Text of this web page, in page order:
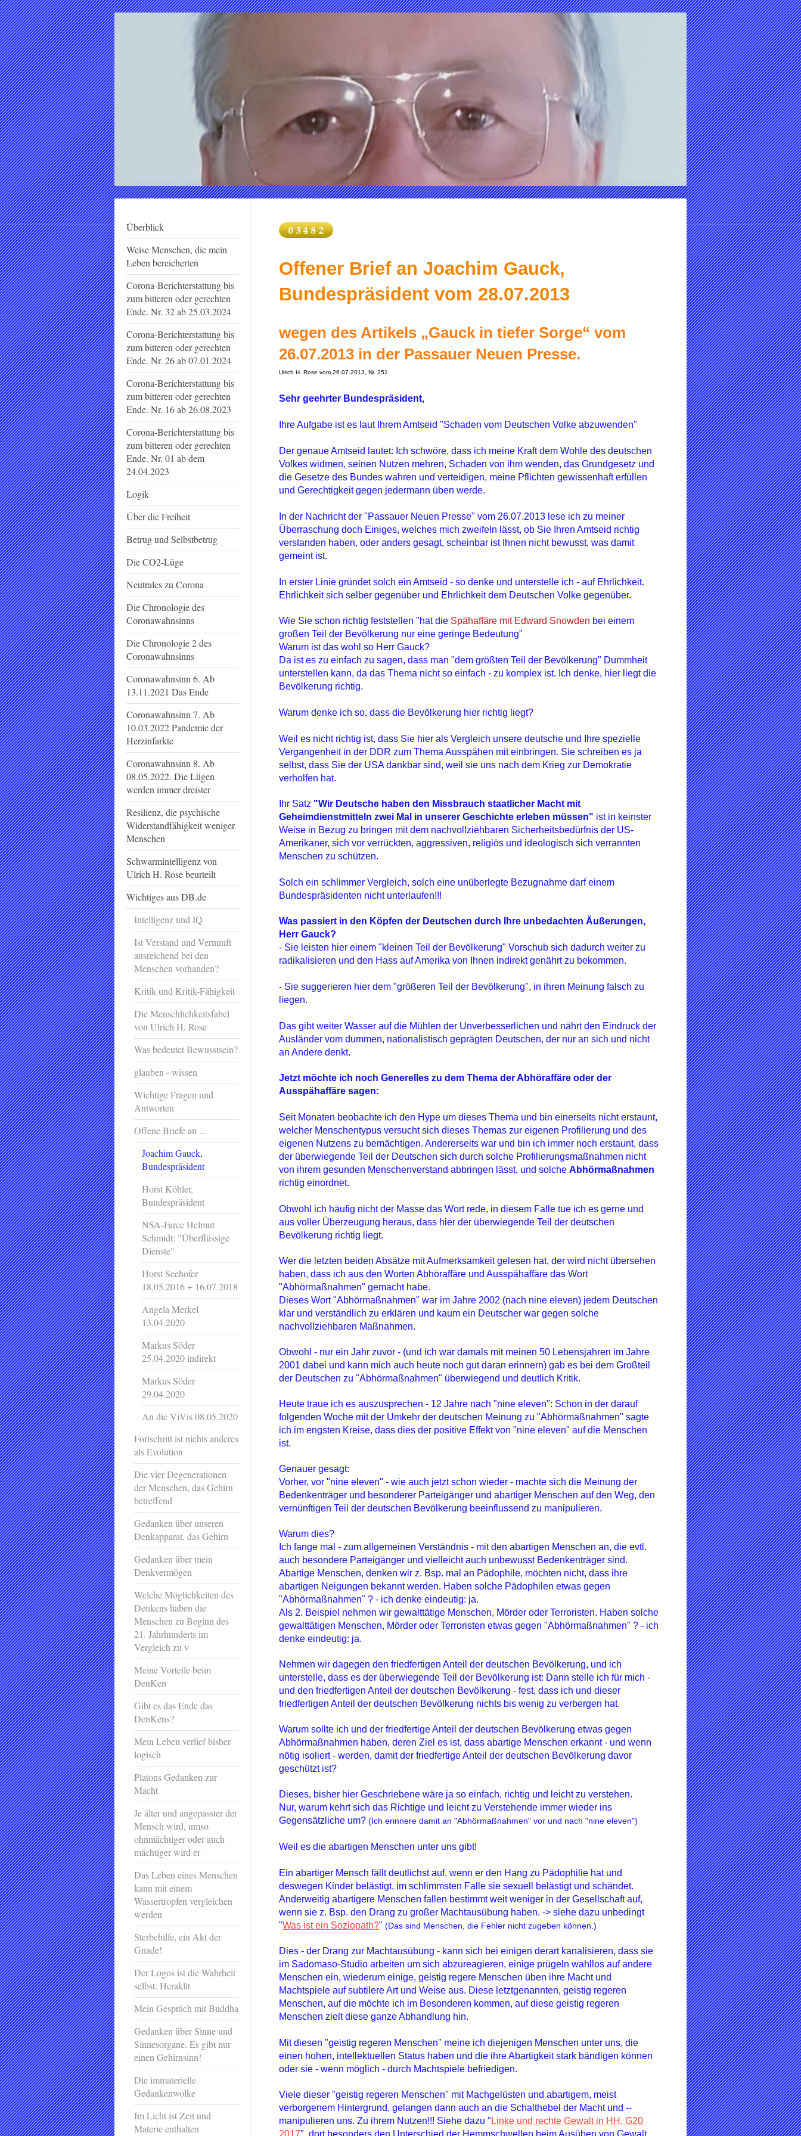
Überblick
Weise Menschen, die mein
Leben bereicherten
Corona-Berichterstattung bis
zum bitteren oder gerechten
Ende. Nr. 32 ab 25.03.2024
Corona-Berichterstattung bis
zum bitteren oder gerechten
Ende. Nr. 26 ab 07.01.2024
Corona-Berichterstattung bis
zum bitteren oder gerechten
Ende. Nr. 16 ab 26.08.2023
Corona-Berichterstattung bis
zum bitteren oder gerechten
Ende. Nr. 01 ab dem
24.04.2023
Logik
Über die Freiheit
Betrug und Selbstbetrug
Die CO2-Lüge
Neutrales zu Corona
Die Chronologie des
Coronawahnsinns
Die Chronologie 2 des
Coronawahnsinns
Coronawahnsinn 6. Ab
13.11.2021 Das Ende
Coronawahnsinn 7. Ab
10.03.2022 Pandemie der
Herzinfarkte
Coronawahnsinn 8. Ab
08.05.2022. Die Lügen
werden immer dreister
Resilienz, die psychische
Widerstandfähigkeit weniger
Menschen
Schwarmintelligenz von
Ulrich H. Rose beurteilt
Wichtiges aus DB.de
Intelligenz und IQ
Ist Verstand und Vernunft
ausreichend bei den
Menschen vorhanden?
Kritik und Kritik-Fähigkeit
Die Menschlichkeitsfabel
von Ulrich H. Rose
Was bedeutet Bewusstsein?
glauben - wissen
Wichtige Fragen und
Antworten
Offene Briefe an ...
Joachim Gauck,
Bundespräsident
Horst Köhler,
Bundespräsident
NSA-Farce Helmut
Schmidt: "Überflüssige
Dienste"
Horst Seehofer
18.05.2016 + 16.07.2018
Angela Merkel
13.04.2020
Markus Söder
25.04.2020 indirekt
Markus Söder
29.04.2020
An die ViVis 08.05.2020
Fortschritt ist nichts anderes
als Evolution
Die vier Degenerationen
der Menschen, das Gehirn
betreffend
Gedanken über unseren
Denkapparat, das Gehirn
Gedanken über mein
Denkvermögen
Welche Möglichkeiten des
Denkens haben die
Menschen zu Beginn des
21. Jahrhunderts im
Vergleich zu v
Meine Vorteile beim
DenKen
Gibt es das Ende das
DenKens?
Mein Leben verlief bisher
logisch
Platons Gedanken zur
Macht
Je älter und angepasster der
Mensch wird, umso
ohnmächtiger oder auch
mächtiger wird er
Das Leben eines Menschen
kann mit einem
Wassertropfen vergleichen
werden
Sterbehilfe, ein Akt der
Gnade!
Der Logos ist die Wahrheit
selbst. Heraklit
Mein Gespräch mit Buddha
Gedanken über Sinne und
Sinnesorgane. Es gibt nur
einen Gehirnsinn!
Die immaterielle
Gedankenwolke
Im Licht ist Zeit und
Materie enthalten
Offener Brief an Joachim Gauck,
Bundespräsident vom 28.07.2013
wegen des Artikels „Gauck in tiefer Sorge“ vom
26.07.2013 in der Passauer Neuen Presse.
Ulrich H. Rose vom 26.07.2013, Nr. 251
Sehr geehrter Bundespräsident,
Ihre Aufgabe ist es laut Ihrem Amtseid "Schaden vom Deutschen Volke abzuwenden"
Der genaue Amtseid lautet: Ich schwöre, dass ich meine Kraft dem Wohle des deutschen
Volkes widmen, seinen Nutzen mehren, Schaden von ihm wenden, das Grundgesetz und
die Gesetze des Bundes wahren und verteidigen, meine Pflichten gewissenhaft erfüllen
und Gerechtigkeit gegen jedermann üben werde.
In der Nachricht der "Passauer Neuen Presse" vom 26.07.2013 lese ich zu meiner
Überraschung doch Einiges, welches mich zweifeln lässt, ob Sie Ihren Amtseid richtig
verstanden haben, oder anders gesagt, scheinbar ist Ihnen nicht bewusst, was damit
gemeint ist.
In erster Linie gründet solch ein Amtseid - so denke und unterstelle ich - auf Ehrlichkeit.
Ehrlichkeit sich selber gegenüber und Ehrlichkeit dem Deutschen Volke gegenüber.
Wie Sie schon richtig feststellen "hat die Spähaffäre mit Edward Snowden bei einem
großen Teil der Bevölkerung nur eine geringe Bedeutung"
Warum ist das wohl so Herr Gauck?
Da ist es zu einfach zu sagen, dass man "dem größten Teil der Bevölkerung" Dummheit
unterstellen kann, da das Thema nicht so einfach - zu komplex ist. Ich denke, hier liegt die
Bevölkerung richtig.
Warum denke ich so, dass die Bevölkerung hier richtig liegt?
Weil es nicht richtig ist, dass Sie hier als Vergleich unsere deutsche und Ihre spezielle
Vergangenheit in der DDR zum Thema Ausspähen mit einbringen. Sie schreiben es ja
selbst, dass Sie der USA dankbar sind, weil sie uns nach dem Krieg zur Demokratie
verholfen hat.
Ihr Satz "Wir Deutsche haben den Missbrauch staatlicher Macht mit
Geheimdienstmitteln zwei Mal in unserer Geschichte erleben müssen" ist in keinster
Weise in Bezug zu bringen mit dem nachvollziehbaren Sicherheitsbedürfnis der US-
Amerikaner, sich vor verrückten, aggressiven, religiös und ideologisch sich verrannten
Menschen zu schützen.
Solch ein schlimmer Vergleich, solch eine unüberlegte Bezugnahme darf einem
Bundespräsidenten nicht unterlaufen!!!
Was passiert in den Köpfen der Deutschen durch Ihre unbedachten Äußerungen,
Herr Gauck?
- Sie leisten hier einem "kleinen Teil der Bevölkerung" Vorschub sich dadurch weiter zu
radikalisieren und den Hass auf Amerika von Ihnen indirekt genährt zu bekommen.
- Sie suggerieren hier dem "größeren Teil der Bevölkerung", in ihren Meinung falsch zu
liegen.
Das gibt weiter Wasser auf die Mühlen der Unverbesserlichen und nährt den Eindruck der
Ausländer vom dummen, nationalistisch geprägten Deutschen, der nur an sich und nicht
an Andere denkt.
Jetzt möchte ich noch Generelles zu dem Thema der Abhöraffäre oder der
Ausspähaffäre sagen:
Seit Monaten beobachte ich den Hype um dieses Thema und bin einerseits nicht erstaunt,
welcher Menschentypus versucht sich dieses Themas zur eigenen Profilierung und des
eigenen Nutzens zu bemächtigen. Andererseits war und bin ich immer noch erstaunt, dass
der überwiegende Teil der Deutschen sich durch solche Profilierungsmaßnahmen nicht
von ihrem gesunden Menschenverstand abbringen lässt, und solcheAbhörmaßnahmen
richtig einordnet.
Obwohl ich häufig nicht der Masse das Wort rede, in diesem Falle tue ich es gerne und
aus voller Überzeugung heraus, dass hier der überwiegende Teil der deutschen
Bevölkerung richtig liegt.
Wer die letzten beiden Absätze mit Aufmerksamkeit gelesen hat, der wird nicht übersehen
haben, dass ich aus den Worten Abhöraffäre und Ausspähaffäre das Wort
"Abhörmaßnahmen" gemacht habe.
Dieses Wort "Abhörmaßnahmen" war im Jahre 2002 (nach nine eleven) jedem Deutschen
klar und verständlich zu erklären und kaum ein Deutscher war gegen solche
nachvollziehbaren Maßnahmen.
Obwohl - nur ein Jahr zuvor - (und ich war damals mit meinen 50 Lebensjahren im Jahre
2001 dabei und kann mich auch heute noch gut daran erinnern) gab es bei dem Großteil
der Deutschen zu "Abhörmaßnahmen" überwiegend und deutlich Kritik.
Heute traue ich es auszusprechen - 12 Jahre nach "nine eleven": Schon in der darauf
folgenden Woche mit der Umkehr der deutschen Meinung zu "Abhörmaßnahmen" sagte
ich im engsten Kreise, dass dies der positive Effekt von "nine eleven" auf die Menschen
ist.
Genauer gesagt:
Vorher, vor "nine eleven" - wie auch jetzt schon wieder - machte sich die Meinung der
Bedenkenträger und besonderer Parteigänger und abartiger Menschen auf den Weg, den
vernünftigen Teil der deutschen Bevölkerung beeinflussend zu manipulieren.
Warum dies?
Ich fange mal - zum allgemeinen Verständnis - mit den abartigen Menschen an, die evtl.
auch besondere Parteigänger und vielleicht auch unbewusst Bedenkenträger sind.
Abartige Menschen, denken wir z. Bsp. mal an Pädophile, möchten nicht, dass ihre
abartigen Neigungen bekannt werden. Haben solche Pädophilen etwas gegen
"Abhörmaßnahmen" ? - ich denke eindeutig: ja.
Als 2. Beispiel nehmen wir gewalttätige Menschen, Mörder oder Terroristen. Haben solche
gewalttätigen Menschen, Mörder oder Terroristen etwas gegen "Abhörmaßnahmen" ? - ich
denke eindeutig: ja.
Nehmen wir dagegen den friedfertigen Anteil der deutschen Bevölkerung, und ich
unterstelle, dass es der überwiegende Teil der Bevölkerung ist: Dann stelle ich für mich -
und den friedfertigen Anteil der deutschen Bevölkerung - fest, dass ich und dieser
friedfertigen Anteil der deutschen Bevölkerung nichts bis wenig zu verbergen hat.
Warum sollte ich und der friedfertige Anteil der deutschen Bevölkerung etwas gegen
Abhörmaßnahmen haben, deren Ziel es ist, dass abartige Menschen erkannt - und wenn
nötig isoliert - werden, damit der friedfertige Anteil der deutschen Bevölkerung davor
geschützt ist?
Dieses, bisher hier Geschriebene wäre ja so einfach, richtig und leicht zu verstehen.
Nur, warum kehrt sich das Richtige und leicht zu Verstehende immer wieder ins
Gegensätzliche um?(Ich erinnere damit an "Abhörmaßnahmen" vor und nach "nine eleven")
Weil es die abartigen Menschen unter uns gibt!
Ein abartiger Mensch fällt deutlichst auf, wenn er den Hang zu Pädophilie hat und
deswegen Kinder belästigt, im schlimmsten Falle sie sexuell belästigt und schändet.
Anderweitig abartigere Menschen fallen bestimmt weit weniger in der Gesellschaft auf,
wenn sie z. Bsp. den Drang zu großer Machtausübung haben. -> siehe dazu unbedingt
"Was ist ein Soziopath?"(Das sind Menschen, die Fehler nicht zugeben können.)
Dies - der Drang zur Machtausübung - kann sich bei einigen derart kanalisieren, dass sie
im Sadomaso-Studio arbeiten um sich abzureagieren, einige prügeln wahllos auf andere
Menschen ein, wiederum einige, geistig regere Menschen üben ihre Macht und
Machtspiele auf subtilere Art und Weise aus. Diese letztgenannten, geistig regeren
Menschen, auf die möchte ich im Besonderen kommen, auf diese geistig regeren
Menschen zielt diese ganze Abhandlung hin.
Mit diesen "geistig regeren Menschen" meine ich diejenigen Menschen unter uns, die
einen hohen, intellektuellen Status haben und die ihre Abartigkeit stark bändigen können
oder sie - wenn möglich - durch Machtspiele befriedigen.
Viele dieser "geistig regeren Menschen" mit Machgelüsten und abartigem, meist
verborgenem Hintergrund, gelangen dann auch an die Schalthebel der Macht und --
manipulieren uns. Zu ihrem Nutzen!!! Siehe dazu " Linke und rechte Gewalt in HH, G20
2017", dort besonders den Unterschied der Hemmschwellen beim Ausüben von Gewalt